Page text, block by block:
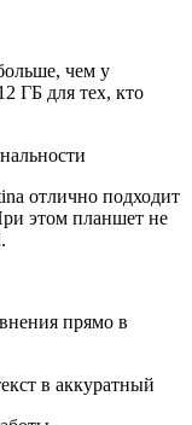
чем у
ГБ для тех, кто
отлично подходит
этом планшет не
прямо в
в аккуратный